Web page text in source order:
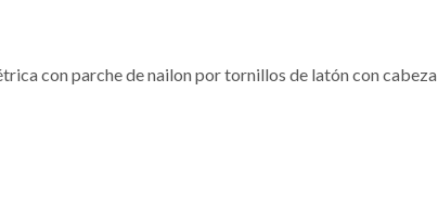
con parche de nailon por tornillos de latón con cabeza